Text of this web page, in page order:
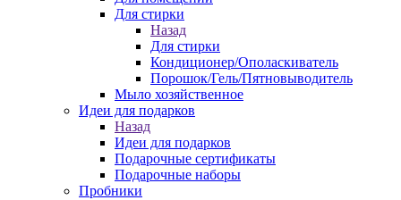
Для стирки
Назад
Для стирки
Кондиционер/Ополаскиватель
Порошок/Гель/Пятновыводитель
Мыло хозяйственное
Идеи для подарков
Назад
Идеи для подарков
Подарочные сертификаты
Подарочные наборы
Пробники